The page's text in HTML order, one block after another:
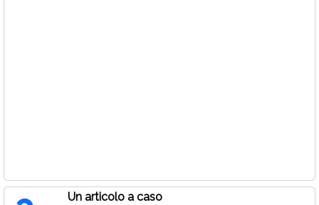
Un articolo a caso